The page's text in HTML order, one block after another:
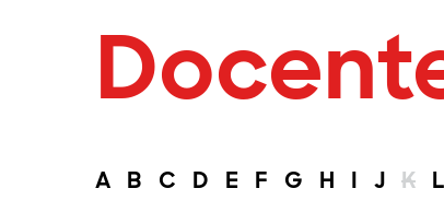
A B C D E F G H I J K L